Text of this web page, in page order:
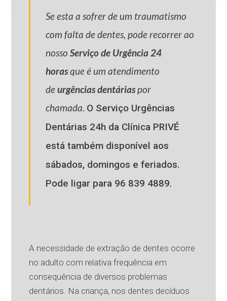
Se esta a sofrer de um traumatismo
com falta de dentes, pode recorrer ao
nossoServiço de Urgência 24
horasque é um atendimento
deurgências dentáriaspor
chamada. O Serviço Urgências
Dentárias 24h da Clínica PRIVÉ
está também disponível aos
sábados, domingos e feriados.
Pode ligar para 96 839 4889.
A necessidade de extração de dentes ocorre
no adulto com relativa frequência em
consequência de diversos problemas
dentários. Na criança, nos dentes decíduos